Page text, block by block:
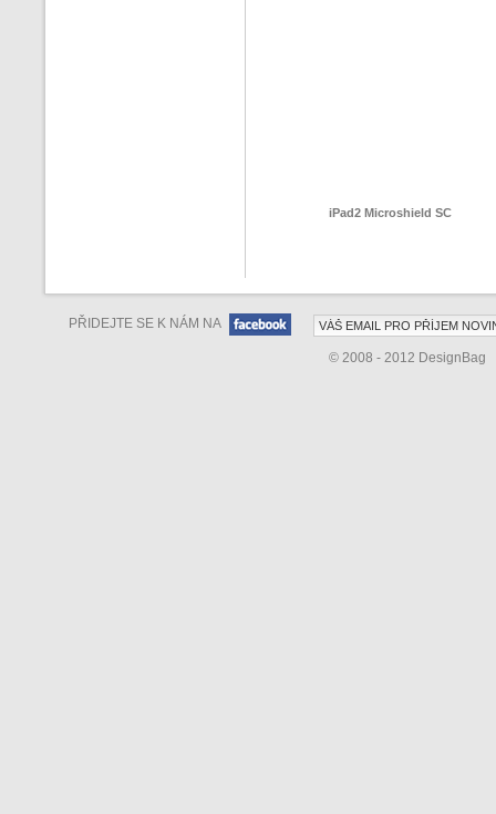
iPad2 Microshield SC
PŘIDEJTE SE K NÁM NA
© 2008 - 2012 DesignBag